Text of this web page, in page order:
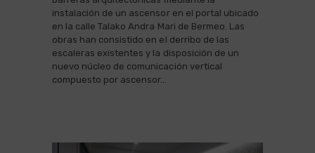
instalación de un ascensor en el portal ubicado
en la calle Talako Andra Mari de Bermeo. Las
obras han consistido en el derribo de las
escaleras existentes y la disposición de un
nuevo núcleo de comunicación vertical
compuesto por ascensor…